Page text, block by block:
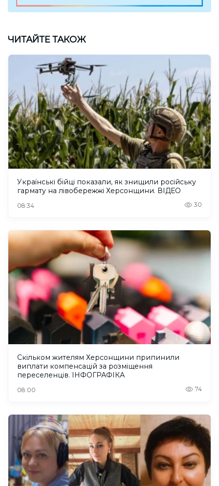
ЧИТАЙТЕ ТАКОЖ
Українські бійці показали, як знищили російську
гармату на лівобережжі Херсонщини. ВІДЕО
08:34 30
Скільком жителям Херсонщини припинили
виплати компенсацій за розміщення
переселенців. ІНФОГРАФІКА
08:00 74